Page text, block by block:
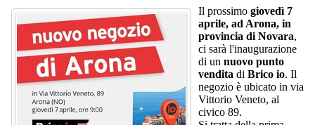
Il prossimo giovedì 7
aprile, ad Arona, in
provincia di Novara,
ci sarà l'inaugurazione
di un nuovo punto
vendita di Brico io. Il
negozio è ubicato in via
Vittorio Veneto, al
civico 89.